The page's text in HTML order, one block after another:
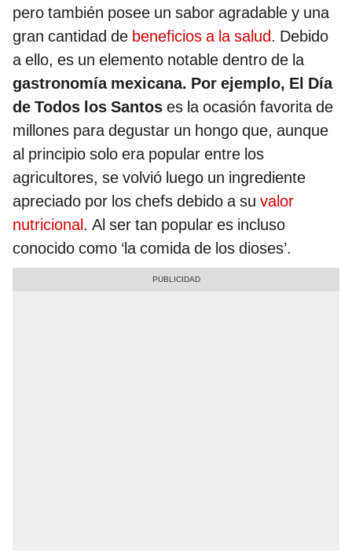
pero también posee un sabor agradable y una
gran cantidad de beneficios a la salud. Debido
a ello, es un elemento notable dentro de la
gastronomía mexicana. Por ejemplo, El Día
de Todos los Santos es la ocasión favorita de
millones para degustar un hongo que, aunque
al principio solo era popular entre los
agricultores, se volvió luego un ingrediente
apreciado por los chefs debido a su valor
nutricional. Al ser tan popular es incluso
conocido como ‘la comida de los dioses’.